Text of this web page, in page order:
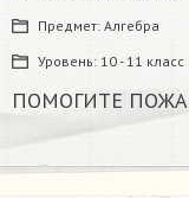
Предмет: Алгебра
Уровень: 10 - 11 класс
ПОМОГИТЕ